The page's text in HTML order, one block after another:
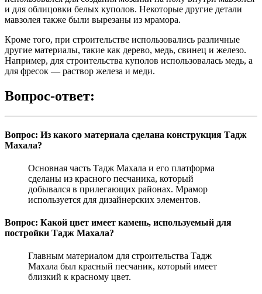
и для облицовки белых куполов. Некоторые другие детали
мавзолея также были вырезаны из мрамора.
Кроме того, при строительстве использовались различные
другие материалы, такие как дерево, медь, свинец и железо.
Например, для строительства куполов использовалась медь, а
для фресок — раствор железа и меди.
Вопрос-ответ:
Вопрос: Из какого материала сделана конструкция Тадж
Махала?
Основная часть Тадж Махала и его платформа
сделаны из красного песчаника, который
добывался в прилегающих районах. Мрамор
используется для дизайнерских элементов.
Вопрос: Какой цвет имеет камень, используемый для
постройки Тадж Махала?
Главным материалом для строительства Тадж
Махала был красный песчаник, который имеет
близкий к красному цвет.